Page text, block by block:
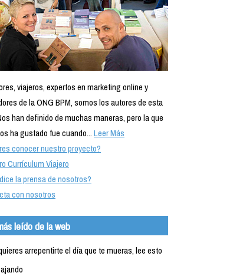
viajeros, expertos en marketing online y
de la ONG BPM, somos los autores de esta
han definido de muchas maneras, pero la que
ha gustado fue cuando...Leer Más
conocer nuestro proyecto?
Currículum Viajero
la prensa de nosotros?
con nosotros
leído de la web
arrepentirte el día que te mueras, lee esto